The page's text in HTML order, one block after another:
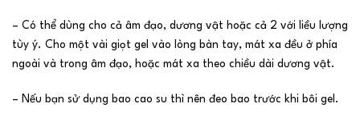
– Có thể dùng cho cả âm đạo, dương vật hoặc cả 2 với liều lượng
tùy ý. Cho một vài giọt gel vào lòng bàn tay, mát xa đều ở phía
ngoài và trong âm đạo, hoặc mát xa theo chiều dài dương vật.
– Nếu bạn sử dụng bao cao su thì nên đeo bao trước khi bôi gel.